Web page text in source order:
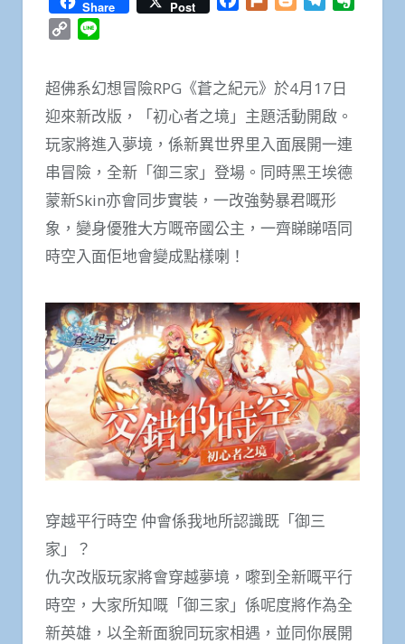
Share Post
Copy
超佛系幻想冒險RPG《蒼之紀元》於4月17日
迎來新改版，「初心者之境」主題活動開啟。
玩家將進入夢境，係新異世界里入面展開一連
串冒險，全新「御三家」登場。同時黑王埃德
蒙新Skin亦會同步實裝，一改強勢暴君嘅形
象，變身優雅大方嘅帝國公主，一齊睇睇唔同
時空入面佢地會變成點樣喇！
穿越平行時空 仲會係我地所認識既「御三
家」？
仇次改版玩家將會穿越夢境，嚟到全新嘅平行
時空，大家所知嘅「御三家」係呢度將作為全
新英雄，以全新面貌同玩家相遇，並同你展開